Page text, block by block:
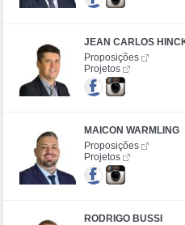
JEAN CARLOS
Proposições
Projetos
MAICON WARMLING
Proposições
Projetos
RODRIGO BUSSI